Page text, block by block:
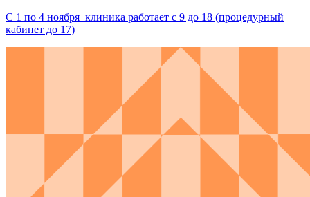
С 1 по 4 ноября клиника работает с 9 до 18 (процедурный
кабинет до 17)